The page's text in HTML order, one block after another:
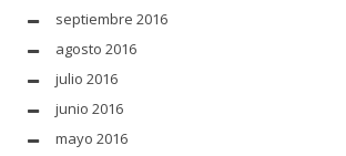
septiembre 2016
agosto 2016
julio 2016
junio 2016
mayo 2016